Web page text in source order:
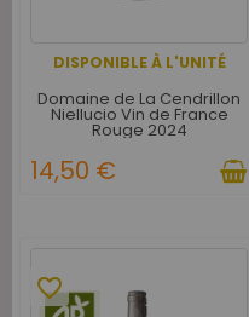
DISPONIBLE À L'UNITÉ
Domaine de La Cendrillon
Niellucio Vin de France
Rouge 2024
14,50 €
favorite_border